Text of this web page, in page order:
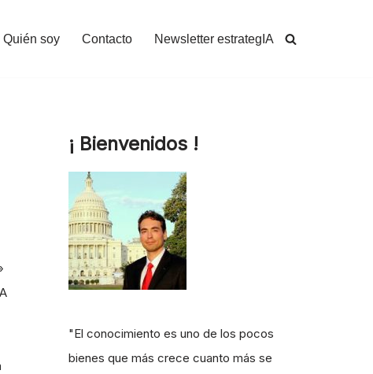
Quién soy Contacto Newsletter estrategIA
¡ Bienvenidos !
"El conocimiento es uno de los pocos
bienes que más crece cuanto más se